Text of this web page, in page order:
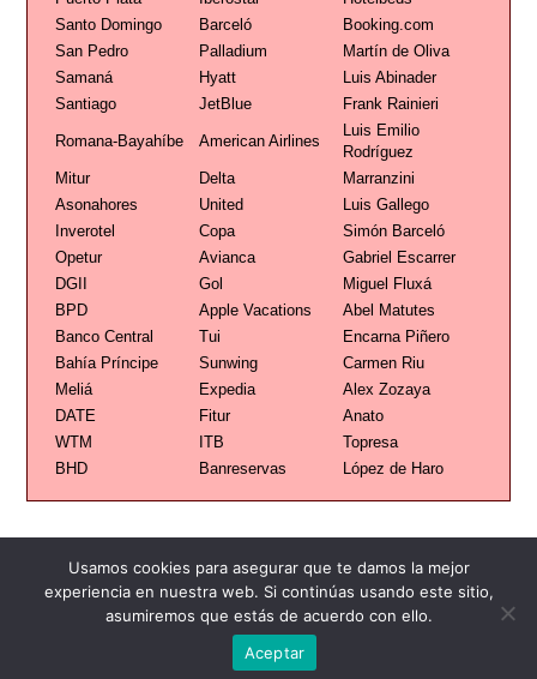
Santo Domingo
Barceló
Booking.com
San Pedro
Palladium
Martín de Oliva
Samaná
Hyatt
Luis Abinader
Santiago
JetBlue Frank Rainieri
Romana-Bayahíbe American Airlines
Luis Emilio
Rodríguez
Mitur
Delta
Marranzini
Asonahores
United
Luis Gallego
Inverotel
Copa
Simón Barceló
Opetur
Avianca
Gabriel Escarrer
DGII
Gol
Miguel Fluxá
BPD
Apple Vacations
Abel Matutes
Banco Central
Tui
Encarna Piñero
Bahía Príncipe
Sunwing
Carmen Riu
Meliá
Expedia
Alex Zozaya
DATE
Fitur
Anato
WTM
ITB
Topresa
BHD
Banreservas López de Haro
Usamos cookies para asegurar que te damos la mejor
experiencia en nuestra web. Si continúas usando este sitio,
asumiremos que estás de acuerdo con ello.
Aceptar
Publicidad Redacción Contacto
Todos los derechos reservados
Grupo Preferente